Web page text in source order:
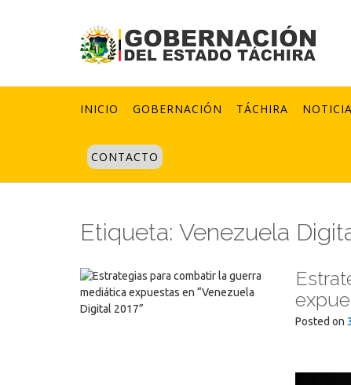
INICIO GOBERNACIÓN TÁCHIRA
CONTACTO
Etiqueta: Venezuela
Posted on